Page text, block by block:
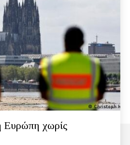
χωρίς